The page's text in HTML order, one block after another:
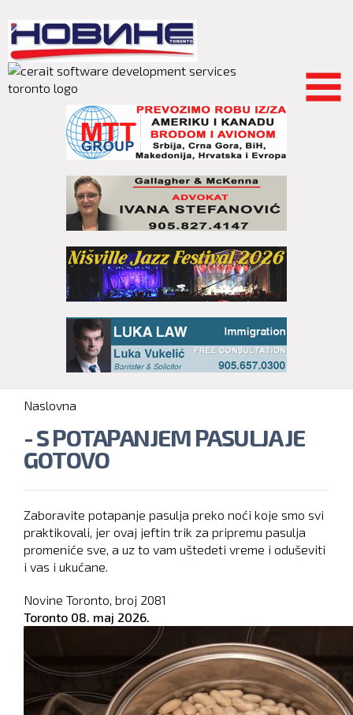
main
content
You are here
Naslovna
- S POTAPANJEM PASULJA JE
GOTOVO
Zaboravite potapanje pasulja preko noći koje smo svi
praktikovali, jer ovaj jeftin trik za pripremu pasulja
promeniće sve, a uz to vam uštedeti vreme i oduševiti
i vas i ukućane.
Novine Toronto, broj 2081
Toronto 08. maj 2026.